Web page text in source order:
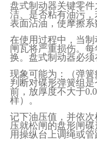
盘式制动器关键零
洁、是否粘有油污
表面沾油，使摩擦
在使用过程中，当
闸瓦将严重损伤。
换。盘式制动器必
现象可能为：（弹
判断对碟形弹簧组
前，放厚度不大于
样）。
记下油压值，并依
压就松闸的盘形闸
用操纵台上调绳或